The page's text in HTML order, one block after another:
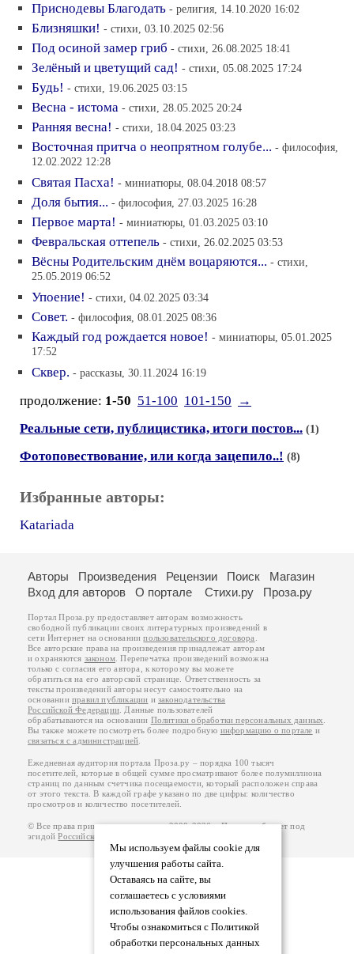
Приснодевы Благодать - религия, 14.10.2020 16:02
Близняшки! - стихи, 03.10.2025 02:56
Под осиной замер гриб - стихи, 26.08.2025 18:41
Зелёный и цветущий сад! - стихи, 05.08.2025 17:24
Будь! - стихи, 19.06.2025 03:15
Весна - истома - стихи, 28.05.2025 20:24
Ранняя весна! - стихи, 18.04.2025 03:23
Восточная притча о неопрятном голубе... - философия,
12.02.2022 12:28
Святая Пасха! - миниатюры, 08.04.2018 08:57
Доля бытия... - философия, 27.03.2025 16:28
Первое марта! - миниатюры, 01.03.2025 03:10
Февральская оттепель - стихи, 26.02.2025 03:53
Вёсны Родительским днём воцаряются... - стихи,
25.05.2019 06:52
Упоение! - стихи, 04.02.2025 03:34
Совет. - философия, 08.01.2025 08:36
Каждый год рождается новое! - миниатюры, 05.01.2025
17:52
Сквер. - рассказы, 30.11.2024 16:19
продолжение: 1-50 51-100 101-150
→
Реальные сети, публицистика, итоги постов... (1)
Фотоповествование, или когда зацепило..! (8)
Избранные авторы:
Katariada
Мы используем файлы cookie для
улучшения работы сайта.
Оставаясь на сайте, вы
соглашаетесь с условиями
использования файлов cookies.
Чтобы ознакомиться с Политикой
обработки персональных данных
Авторы Произведения Рецензии Поиск
Магазин
Вход для авторов
О портале Стихи.ру Проза.ру
Портал Проза.ру предоставляет авторам возможность
свободной публикации своих литературных произведений в
сети Интернет на основаниипользовательского договора
Все авторские права на произведения принадлежат авторам
и охраняются законом . Перепечатка произведений возможна
только с согласия его автора, к которому вы можете
обратиться на его авторской странице. Ответственность за
тексты произведений авторы несут самостоятельно на
основанииправил публикации изаконодательства
Российской Федерации . Данные пользователей
обрабатываются на основании Политики обработки персональных данных
Вы также можете посмотреть более подробную информацию о портале и
связаться с администрацией
Ежедневная аудитория портала Проза.ру – порядка 100 тысяч
посетителей, которые в общей сумме просматривают более полумиллиона
страниц по данным счетчика посещаемости, который расположен справа
от этого текста. В каждой графе указано по две цифры: количество
просмотров и количество посетителей.
© Все права принадлежат авторам, 2000-2026. Портал работает под
эгидойРоссийского союза писателей